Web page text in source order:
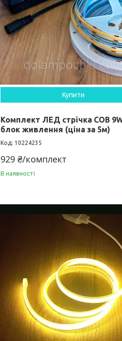
Купити
Комплект ЛЕД стрічка СОВ
блок живлення (ціна за 5м)
10224235
929 ₴/комплект
В наявності